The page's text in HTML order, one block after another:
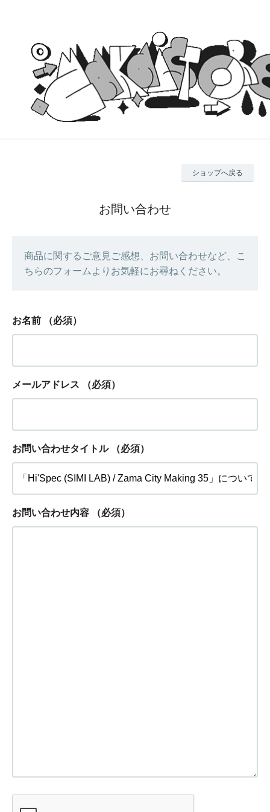
ショップへ戻る
お問い合わせ
商品に関するご意見ご感想、お問い合わせなど、こ
ちらのフォームよりお気軽にお尋ねください。
お名前 （必須）
メールアドレス （必須）
お問い合わせタイトル （必須）
お問い合わせ内容 （必須）